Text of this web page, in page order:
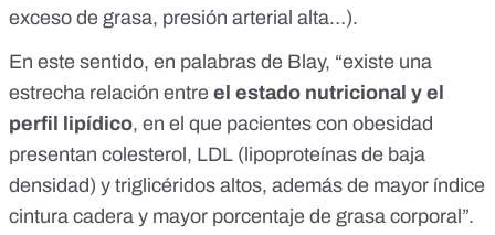
exceso de grasa, presión arterial alta…).
En este sentido, en palabras de Blay, “existe una
estrecha relación entre el estado nutricional y el
perfil lipídico, en el que pacientes con obesidad
presentan colesterol, LDL (lipoproteínas de baja
densidad) y triglicéridos altos, además de mayor índice
cintura cadera y mayor porcentaje de grasa corporal”.